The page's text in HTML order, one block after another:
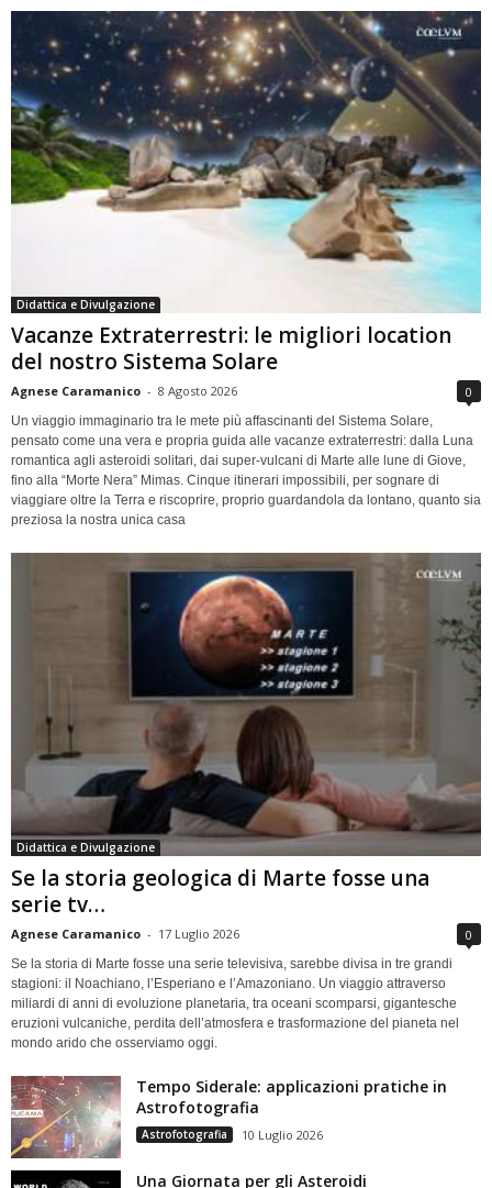
Didattica e Divulgazione
Vacanze Extraterrestri: le migliori location
del nostro Sistema Solare
Agnese Caramanico - 8 Agosto 2026 0
Un viaggio immaginario tra le mete più affascinanti del Sistema Solare,
pensato come una vera e propria guida alle vacanze extraterrestri: dalla Luna
romantica agli asteroidi solitari, dai super-vulcani di Marte alle lune di Giove,
fino alla “Morte Nera” Mimas. Cinque itinerari impossibili, per sognare di
viaggiare oltre la Terra e riscoprire, proprio guardandola da lontano, quanto sia
preziosa la nostra unica casa
Didattica e Divulgazione
Se la storia geologica di Marte fosse una
serie tv…
Agnese Caramanico - 17 Luglio 2026 0
Se la storia di Marte fosse una serie televisiva, sarebbe divisa in tre grandi
stagioni: il Noachiano, l’Esperiano e l’Amazoniano. Un viaggio attraverso
miliardi di anni di evoluzione planetaria, tra oceani scomparsi, gigantesche
eruzioni vulcaniche, perdita dell’atmosfera e trasformazione del pianeta nel
mondo arido che osserviamo oggi.
Tempo Siderale: applicazioni pratiche in
Astrofotografia
Astrofotografia 10 Luglio 2026
Una Giornata per gli Asteroidi